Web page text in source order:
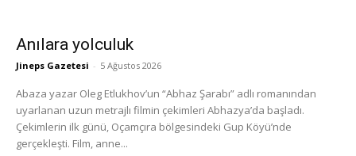
Anılara yolculuk
Jineps Gazetesi - 5 Ağustos 2026
Abaza yazar Oleg Etlukhov’un “Abhaz Şarabı” adlı romanından
uyarlanan uzun metrajlı filmin çekimleri Abhazya’da başladı.
Çekimlerin ilk günü, Oçamçıra bölgesindeki Gup Köyü’nde
gerçekleşti. Film, anne...